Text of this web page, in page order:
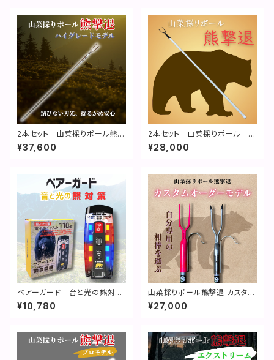
2本セット 山菜採りポール熊撃
退 ハイグレードモデル【特許取
得】
¥37,600
2本セット 山菜採りポール 熊
撃退｜特許取得済
¥28,000
ベアーガード｜音と光の熊対策
（熊よけブザー）
¥10,780
山菜採りポール熊撃退 カスタム
オーダーモデル【特許取得】
¥27,000